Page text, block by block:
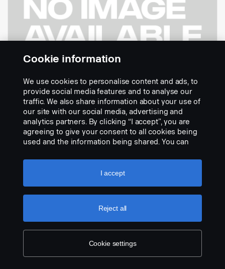
Banco reclinável
N.º de peça:2711382
Estofo do banco otimizado para montagem no novo banco
reclinável. Montagem perfeita que oferece um ajuste adaptado e
Cookie information
We use cookies to personalise content and ads, to
provide social media features and to analyse our
traffic. We also share information about your use of
our site with our social media, advertising and
analytics partners. By clicking “I accept”, you are
agreeing to give your consent to all cookies being
used and the information being shared. You can
settings” and selecting the categories you’d like to
accept. For a more detailed explanation of how we
Cookie settings
Reject all
I accept